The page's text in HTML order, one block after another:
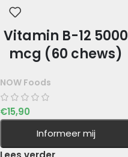
Vitamin B-12 5000
mcg (60 chews)
NOW Foods
€15,90
Informeer mij